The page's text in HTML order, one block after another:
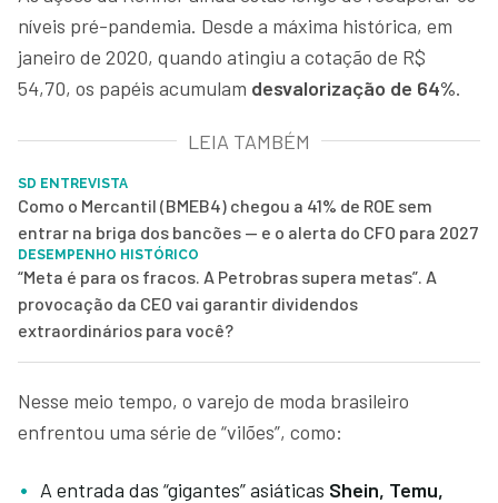
níveis pré-pandemia. Desde a máxima histórica, em
janeiro de 2020, quando atingiu a cotação de R$
54,70, os papéis acumulam desvalorização de 64%.
LEIA TAMBÉM
SD ENTREVISTA
Como o Mercantil (BMEB4) chegou a 41% de ROE sem
entrar na briga dos bancões — e o alerta do CFO para 2027
DESEMPENHO HISTÓRICO
“Meta é para os fracos. A Petrobras supera metas”. A
provocação da CEO vai garantir dividendos
extraordinários para você?
Nesse meio tempo, o varejo de moda brasileiro
enfrentou uma série de “vilões”, como:
A entrada das “gigantes” asiáticas Shein, Temu,